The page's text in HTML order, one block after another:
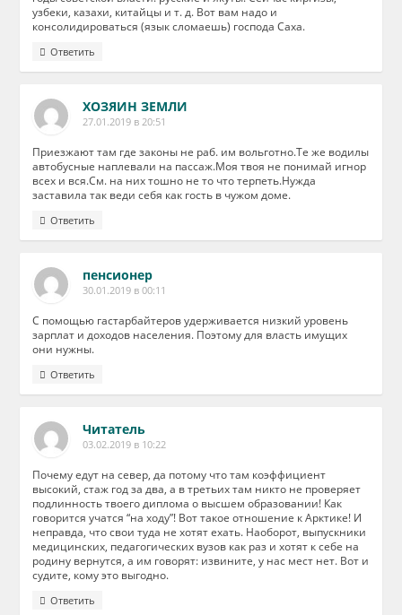
узбеки, казахи, китайцы и т. д. Вот вам надо и
консолидироваться (язык сломаешь) господа Саха.
Ответить
ХОЗЯИН ЗЕМЛИ
27.01.2019 в 20:51
Приезжают там где законы не раб. им вольготно.Те же водилы
автобусные наплевали на пассаж.Моя твоя не понимай игнор
всех и вся.См. на них тошно не то что терпеть.Нужда
заставила так веди себя как гость в чужом доме.
Ответить
пенсионер
30.01.2019 в 00:11
С помощью гастарбайтеров удерживается низкий уровень
зарплат и доходов населения. Поэтому для власть имущих
они нужны.
Ответить
Читатель
03.02.2019 в 10:22
Почему едут на север, да потому что там коэффициент
высокий, стаж год за два, а в третьих там никто не проверяет
подлинность твоего диплома о высшем образовании! Как
говорится учатся “на ходу”! Вот такое отношение к Арктике! И
неправда, что свои туда не хотят ехать. Наоборот, выпускники
медицинских, педагогических вузов как раз и хотят к себе на
родину вернутся, а им говорят: извините, у нас мест нет. Вот и
судите, кому это выгодно.
Ответить